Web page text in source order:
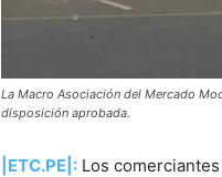
La Macro Asociación del Mercado
disposición aprobada.
|ETC.PE|: Los